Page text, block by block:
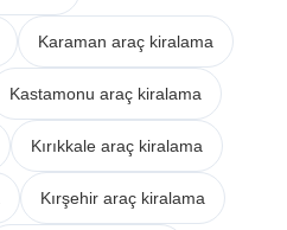
Karaman araç kiralama
Kastamonu araç kiralama
Kırıkkale araç kiralama
Kırşehir araç kiralama